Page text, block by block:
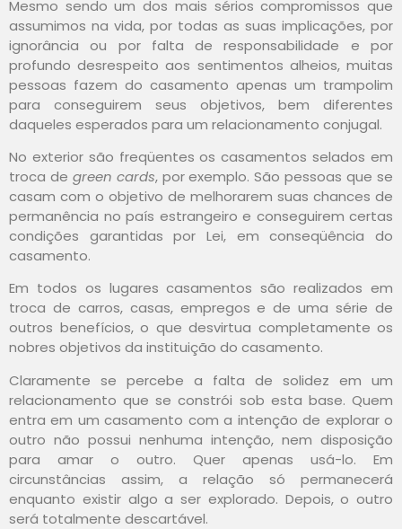
Mesmo sendo um dos mais sérios compromissos que
assumimos na vida, por todas as suas implicações, por
ignorância ou por falta de responsabilidade e por
profundo desrespeito aos sentimentos alheios, muitas
pessoas fazem do casamento apenas um trampolim
para conseguirem seus objetivos, bem diferentes
daqueles esperados para um relacionamento conjugal.
No exterior são freqüentes os casamentos selados em
troca de green cards, por exemplo. São pessoas que se
casam com o objetivo de melhorarem suas chances de
permanência no país estrangeiro e conseguirem certas
condições garantidas por Lei, em conseqüência do
casamento.
Em todos os lugares casamentos são realizados em
troca de carros, casas, empregos e de uma série de
outros benefícios, o que desvirtua completamente os
nobres objetivos da instituição do casamento.
Claramente se percebe a falta de solidez em um
relacionamento que se constrói sob esta base. Quem
entra em um casamento com a intenção de explorar o
outro não possui nenhuma intenção, nem disposição
para amar o outro. Quer apenas usá-lo. Em
circunstâncias assim, a relação só permanecerá
enquanto existir algo a ser explorado. Depois, o outro
será totalmente descartável.